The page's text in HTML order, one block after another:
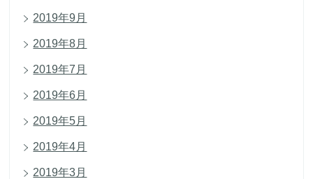
2019年9月
2019年8月
2019年7月
2019年6月
2019年5月
2019年4月
2019年3月